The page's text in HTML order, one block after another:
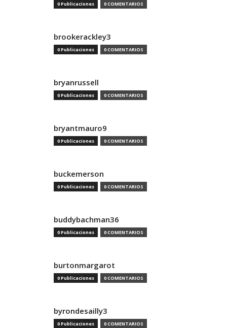
0 Publicaciones 0 COMENTARIOS
brookerackley3
0 Publicaciones 0 COMENTARIOS
bryanrussell
0 Publicaciones 0 COMENTARIOS
bryantmauro9
0 Publicaciones 0 COMENTARIOS
buckemerson
0 Publicaciones 0 COMENTARIOS
buddybachman36
0 Publicaciones 0 COMENTARIOS
burtonmargarot
0 Publicaciones 0 COMENTARIOS
byrondesailly3
0 Publicaciones 0 COMENTARIOS